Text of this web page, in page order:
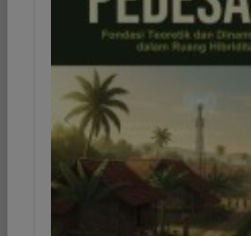
Previous